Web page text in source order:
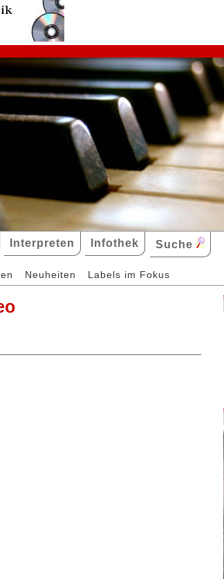
Interpreten Infothek Suche
Neuheiten Labels im Fokus